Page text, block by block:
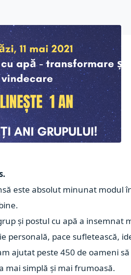
este absolut minunat modul
și postul cu apă a insemnat
personală, pace sufletească,
ajutat peste 450 de oameni
mai simplă și mai frumoasă.